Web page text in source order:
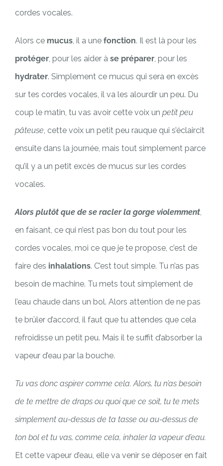
cordes vocales.
Alors ce mucus , il a une fonction. Il est là pour les
protéger , pour les aider à se préparer , pour les
hydrater. Simplement ce mucus qui sera en excès
sur tes cordes vocales, il va les alourdir un peu. Du
coup le matin, tu vas avoir cette voix un petit peu
pâteuse , cette voix un petit peu rauque qui s’éclaircit
ensuite dans la journée, mais tout simplement parce
qu’il y a un petit excès de mucus sur les cordes
vocales.
Alors plutôt que de se racler la gorge violemment
en faisant, ce qui n’est pas bon du tout pour les
cordes vocales, moi ce que je te propose, c’est de
faire des inhalations. C’est tout simple. Tu n’as pas
besoin de machine. Tu mets tout simplement de
l’eau chaude dans un bol. Alors attention de ne pas
te brûler d’accord, il faut que tu attendes que cela
refroidisse un petit peu. Mais il te suffit d’absorber la
vapeur d’eau par la bouche.
Tu vas donc aspirer comme cela. Alors, tu n’as besoin
de te mettre de draps ou quoi que ce soit, tu te mets
simplement au-dessus de ta tasse ou au-dessus de
ton bol et tu vas, comme cela, inhaler la vapeur d’eau.
Et cette vapeur d’eau, elle va venir se déposer en fait